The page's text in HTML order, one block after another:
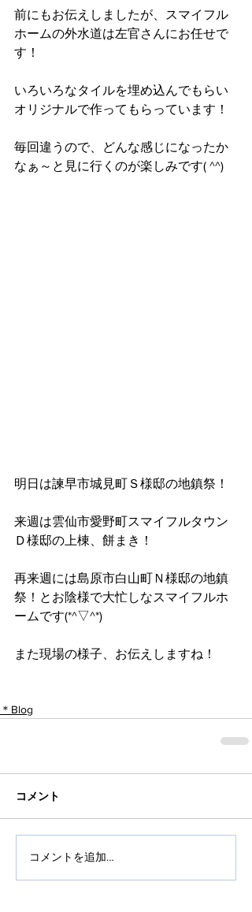
前にもお伝えしましたが、スマイフル
ホームの外水道は左官さんにお任せで
す！
いろいろなタイルを埋め込んでもらい
オリジナルで作ってもらっています！
毎回違うので、どんな感じになったか
なぁ～と見に行くのが楽しみです( ^^)
明日は諫早市城見町Ｓ様邸の地鎮祭！
来週は雲仙市愛野町スマイフルタウン
Ｄ様邸の上棟、餅まき！
再来週には島原市白山町Ｎ様邸の地鎮
祭！とお陰様で大忙しなスマイフルホ
ームです(*^▽^*)
また現場の様子、お伝えしますね！
＊Blog
コメント
コメントを追加…